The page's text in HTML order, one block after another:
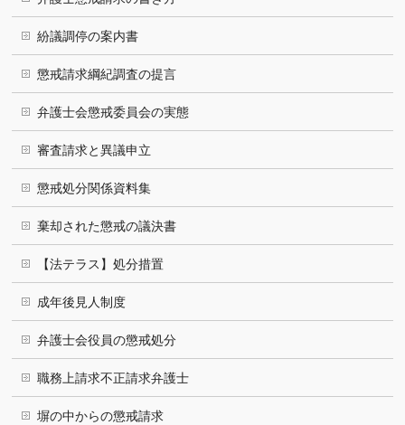
紛議調停の案内書
懲戒請求綱紀調査の提言
弁護士会懲戒委員会の実態
審査請求と異議申立
懲戒処分関係資料集
棄却された懲戒の議決書
【法テラス】処分措置
成年後見人制度
弁護士会役員の懲戒処分
職務上請求不正請求弁護士
塀の中からの懲戒請求